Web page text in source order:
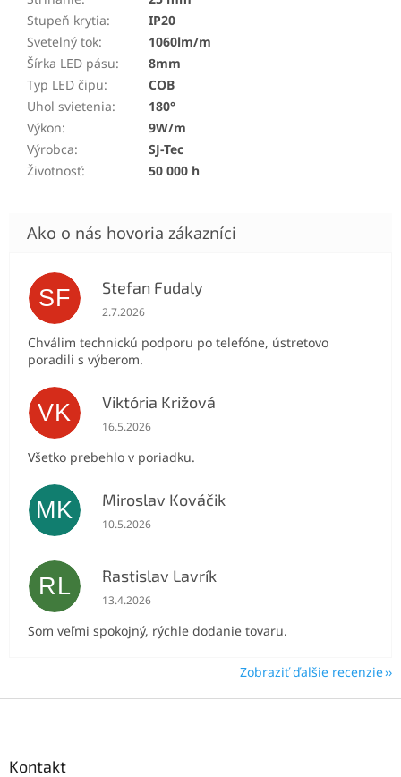
Stupeň krytia:
IP20
Svetelný tok:
1060lm/m
Šírka LED pásu:
8mm
Typ LED čipu:
COB
Uhol svietenia:
180°
Výkon:
9W/m
Výrobca:
SJ-Tec
Životnosť: 50 000 h
SF Stefan Fudaly
Hodnotenie obchodu je 5 z 5 hviezdičiek.
2.7.2026
Chválim technickú podporu po telefóne, ústretovo
poradili s výberom.
VK Viktória Križová
Hodnotenie obchodu je 5 z 5 hviezdičiek.
16.5.2026
Všetko prebehlo v poriadku.
MK Miroslav Kováčik
Hodnotenie obchodu je 5 z 5 hviezdičiek.
10.5.2026
RL Rastislav Lavrík
Hodnotenie obchodu je 5 z 5 hviezdičiek.
13.4.2026
Som veľmi spokojný, rýchle dodanie tovaru.
Zobraziť ďalšie recenzie
Kontakt